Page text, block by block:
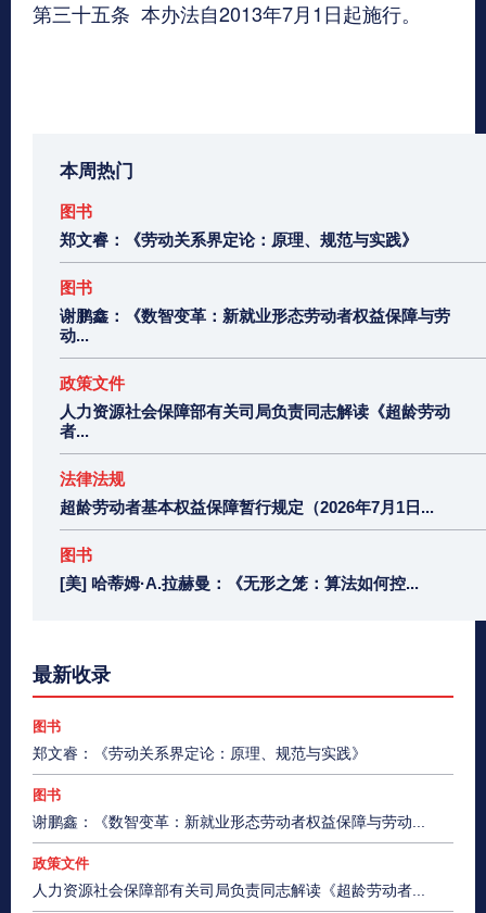
第三十五条 本办法自2013年7月1日起施行。
本周热门
图书
郑文睿：《劳动关系界定论：原理、规范与实践》
图书
谢鹏鑫：《数智变革：新就业形态劳动者权益保障与劳
动...
政策文件
人力资源社会保障部有关司局负责同志解读《超龄劳动
者...
法律法规
超龄劳动者基本权益保障暂行规定（2026年7月1日...
图书
[美] 哈蒂姆·A.拉赫曼：《无形之笼：算法如何控...
最新收录
图书
郑文睿：《劳动关系界定论：原理、规范与实践》
图书
谢鹏鑫：《数智变革：新就业形态劳动者权益保障与劳动...
政策文件
人力资源社会保障部有关司局负责同志解读《超龄劳动者...